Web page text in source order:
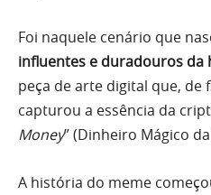
Foi naquele cenário que
influentes e duradouros da
peça de arte digital que, de
capturou a essência da
Money” (Dinheiro Mágico
A história do meme